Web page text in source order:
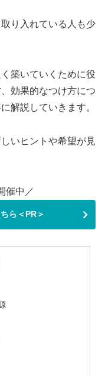
り入れている人も少
築いていくために役
効果的なつけ方につ
解説していきます。
いヒントや希望が見
催中／
ら＜PR＞